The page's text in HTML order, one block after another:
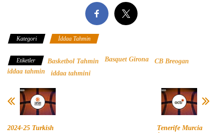
Kategori İddaa Tahmin
Etiketler Basketbol Tahmin Basquet Girona
CB Breogan
iddaa tahmin
iddaa tahmini
2024-25 Turkish
Tenerife Murcia